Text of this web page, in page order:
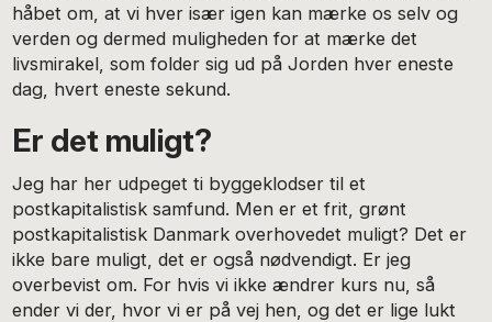
håbet om, at vi hver især igen kan mærke os selv og
verden og dermed muligheden for at mærke det
livsmirakel, som folder sig ud på Jorden hver eneste
dag, hvert eneste sekund.
Er det muligt?
Jeg har her udpeget ti byggeklodser til et
postkapitalistisk samfund. Men er et frit, grønt
postkapitalistisk Danmark overhovedet muligt? Det er
ikke bare muligt, det er også nødvendigt. Er jeg
overbevist om. For hvis vi ikke ændrer kurs nu, så
ender vi der, hvor vi er på vej hen, og det er lige lukt